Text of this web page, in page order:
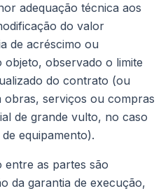
adequação técnica aos
do valor
de acréscimo ou
objeto, observado o limite
do contrato (ou
obras, serviços ou compras
de grande vulto, no caso
equipamento).
as partes são
da garantia de execução,